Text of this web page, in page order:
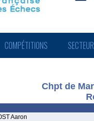
COMPÉTITIONS
Chpt de
Aaron